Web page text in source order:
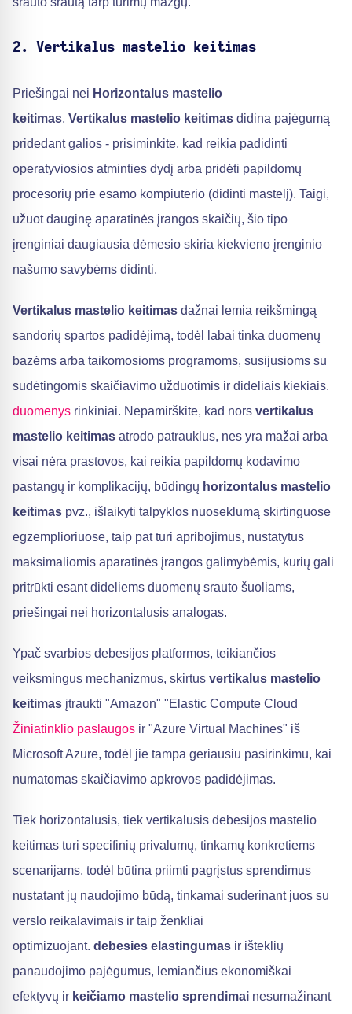
2. Vertikalus mastelio keitimas
Priešingai nei Horizontalus mastelio
keitimas, Vertikalus mastelio keitimas didina pajėgumą
pridedant galios - prisiminkite, kad reikia padidinti
operatyviosios atminties dydį arba pridėti papildomų
procesorių prie esamo kompiuterio (didinti mastelį). Taigi,
užuot dauginę aparatinės įrangos skaičių, šio tipo
įrenginiai daugiausia dėmesio skiria kiekvieno įrenginio
našumo savybėms didinti.
Vertikalus mastelio keitimas dažnai lemia reikšmingą
sandorių spartos padidėjimą, todėl labai tinka duomenų
bazėms arba taikomosioms programoms, susijusioms su
sudėtingomis skaičiavimo užduotimis ir dideliais kiekiais.
duomenys rinkiniai. Nepamirškite, kad nors vertikalus
mastelio keitimas atrodo patrauklus, nes yra mažai arba
visai nėra prastovos, kai reikia papildomų kodavimo
pastangų ir komplikacijų, būdingų horizontalus mastelio
keitimas pvz., išlaikyti talpyklos nuoseklumą skirtinguose
egzemplioriuose, taip pat turi apribojimus, nustatytus
maksimaliomis aparatinės įrangos galimybėmis, kurių gali
pritrūkti esant dideliems duomenų srauto šuoliams,
priešingai nei horizontalusis analogas.
Ypač svarbios debesijos platformos, teikiančios
veiksmingus mechanizmus, skirtus vertikalus mastelio
keitimas įtraukti "Amazon" "Elastic Compute Cloud
Žiniatinklio paslaugos ir "Azure Virtual Machines" iš
Microsoft Azure, todėl jie tampa geriausiu pasirinkimu, kai
numatomas skaičiavimo apkrovos padidėjimas.
Tiek horizontalusis, tiek vertikalusis debesijos mastelio
keitimas turi specifinių privalumų, tinkamų konkretiems
scenarijams, todėl būtina priimti pagrįstus sprendimus
nustatant jų naudojimo būdą, tinkamai suderinant juos su
verslo reikalavimais ir taip ženkliai
optimizuojant. debesies elastingumas ir išteklių
panaudojimo pajėgumus, lemiančius ekonomiškai
efektyvų ir keičiamo mastelio sprendimai nesumažinant